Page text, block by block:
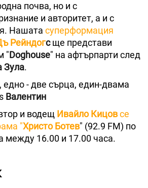
почва, но и с
и авторитет, а и с
Нашата суперформация
Рейндогсще представи
"Doghouse" на афтърпарти след
Зула.
едно - две сърца, един-двама
Валентин
и водещ Ивайло Кицовсе
"Христо Ботев" (92.9 FM) по
между 16.00 и 17.00 часа.